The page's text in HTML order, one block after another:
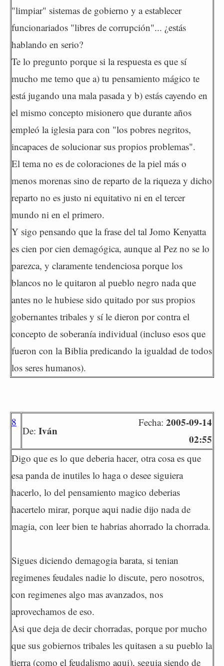
"limpiar" sistemas de gobierno y a establecer
funcionariados "libres de corrupción"... ¿estás
hablando en serio?
Te lo pregunto porque si la respuesta es que sí
mucho me temo que a) tu pensamiento mágico te
está jugando una mala pasada y b) estás cayendo en
el mismo concepto misionero que durante años
empleó la iglesia para con "los pobres negritos,
incapaces de solucionar sus propios problemas".
El tema no es de coloraciones de la piel más o
menos morenas sino de reparto de la riqueza y dicho
reparto no es justo ni equitativo ni en el tercer
mundo ni en el primero.
Y sigo pensando que la frase del tal Jomo Kenyatta
es cien por cien demagógica, aunque al Pez no se lo
parezca, y claramente tendenciosa porque los
blancos no le quitaron al pueblo negro nada que
antes no le hubiese sido quitado por sus propios
gobernantes tribales y sí le dieron por contra el
concepto de soberanía individual (incluso esos que
fueron con la Biblia predicando la igualdad de todos
los seres humanos).
8
De: Iván
Fecha: 2005-09-14
02:55
Digo que es lo que deberia hacer, otra cosa es que
esa panda de inutiles lo haga o desee siguiera
hacerlo, lo del pensamiento magico deberias
hacertelo mirar, porque aqui nadie dijo nada de
magia, con leer bien te habrias ahorrado la chorrada.
Sigues diciendo demagogia barata, si tenian
regimenes feudales nadie lo discute, pero nosotros,
con regimenes algo mas avanzados, nos
aprovechamos de eso.
Asi que deja de decir chorradas, porque por mucho
que sus gobiernos tribales les quitasen a su pueblo la
tierra (como el feudalismo aqui), seguia siendo de